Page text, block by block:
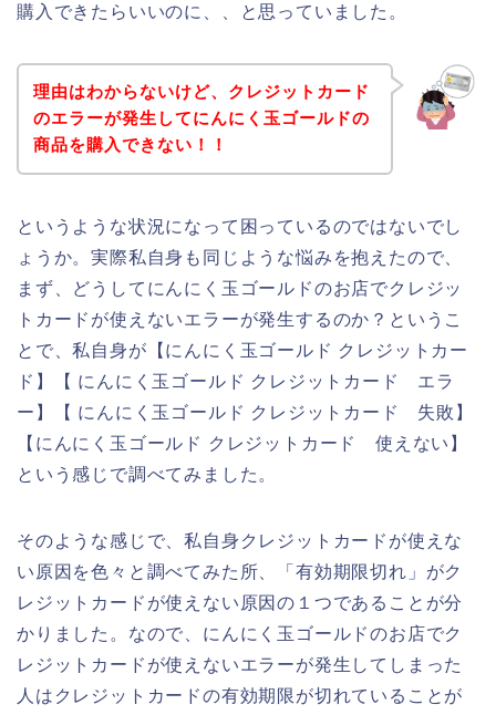
購入できたらいいのに、、と思っていました。
理由はわからないけど、クレジットカード
のエラーが発生してにんにく玉ゴールドの
商品を購入できない！！
というような状況になって困っているのではないでし
ょうか。実際私自身も同じような悩みを抱えたので、
まず、どうしてにんにく玉ゴールドのお店でクレジッ
トカードが使えないエラーが発生するのか？というこ
とで、私自身が【にんにく玉ゴールド クレジットカー
ド】【 にんにく玉ゴールド クレジットカード エラ
ー】【 にんにく玉ゴールド クレジットカード 失敗】
【にんにく玉ゴールド クレジットカード 使えない】
という感じで調べてみました。
そのような感じで、私自身クレジットカードが使えな
い原因を色々と調べてみた所、「有効期限切れ」がク
レジットカードが使えない原因の１つであることが分
かりました。なので、にんにく玉ゴールドのお店でク
レジットカードが使えないエラーが発生してしまった
人はクレジットカードの有効期限が切れていることが